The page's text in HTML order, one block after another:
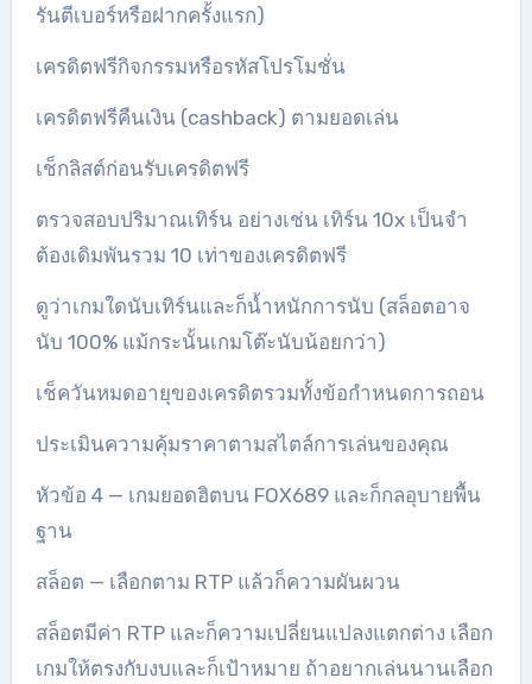
รันตีเบอร์หรือฝากครั้งแรก)
เครดิตฟรีกิจกรรมหรือรหัสโปรโมชั่น
เครดิตฟรีคืนเงิน (cashback) ตามยอดเล่น
เช็กลิสต์ก่อนรับเครดิตฟรี
ตรวจสอบปริมาณเทิร์น อย่างเช่น เทิร์น 10x เป็นจำ
ต้องเดิมพันรวม 10 เท่าของเครดิตฟรี
ดูว่าเกมใดนับเทิร์นและก็น้ำหนักการนับ (สล็อตอาจ
นับ 100% แม้กระนั้นเกมโต๊ะนับน้อยกว่า)
เช็ควันหมดอายุของเครดิตรวมทั้งข้อกำหนดการถอน
ประเมินความคุ้มราคาตามสไตล์การเล่นของคุณ
หัวข้อ 4 — เกมยอดฮิตบน FOX689 และก็กลอุบายพื้น
ฐาน
สล็อต — เลือกตาม RTP แล้วก็ความผันผวน
สล็อตมีค่า RTP และก็ความเปลี่ยนแปลงแตกต่าง เลือก
เกมให้ตรงกับงบและก็เป้าหมาย ถ้าอยากเล่นนานเลือก